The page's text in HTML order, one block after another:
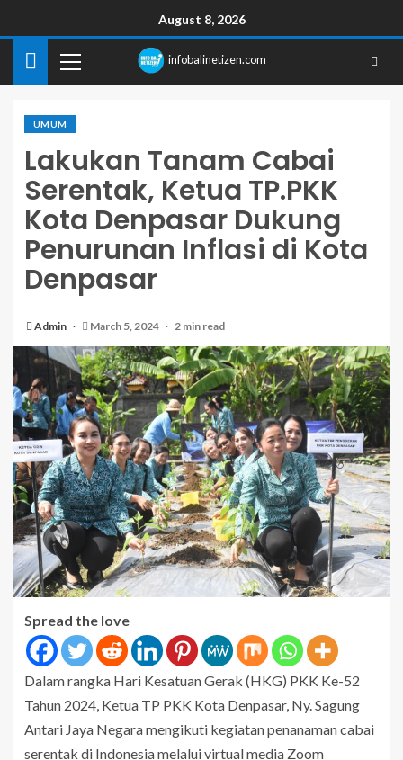
August 8, 2026
infobalinetizen.com
UMUM
Lakukan Tanam Cabai
Serentak, Ketua TP.PKK
Kota Denpasar Dukung
Penurunan Inflasi di Kota
Denpasar
Admin March 5, 2024 2 min read
Spread the love
Dalam rangka Hari Kesatuan Gerak (HKG) PKK Ke-52
Tahun 2024, Ketua TP PKK Kota Denpasar, Ny. Sagung
Antari Jaya Negara mengikuti kegiatan penanaman cabai
serentak di Indonesia melalui virtual media Zoom